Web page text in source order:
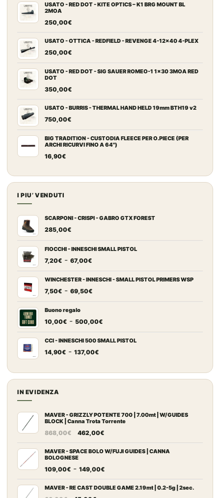
USATO - RED DOT - KITE OPTICS – K1 BRG MOUNT BL
2MOA
250,00€
USATO - OTTICA - REDFIELD - REVENGE 4-12x40 4-PLEX
250,00€
USATO - RED DOT - SIG SAUER ROMEO-1 1x30 3MOA RED
DOT
350,00€
USATO - BURRIS - THERMAL HAND HELD 19mm BTH19 v2
750,00€
BIG TRADITION - CUSTODIA FLEECE PER O.PIECE (PER
ARCHI RICURVI FINO A 64")
16,90€
I PIU’ VENDUTI
SCARPONI - CRISPI - GABRO GTX FOREST
285,00€
FIOCCHI - INNESCHI SMALL PISTOL
7,20€ - 67,00€Fascia
prezzo:
da
67,00€
WINCHESTER - INNESCHI - SMALL PISTOL PRIMERS WSP
7,50€ - 69,50€Fascia
da
a
69,50€
Buono regalo
10,00€ - 500,00€Fascia
prezzo:
a
500,00€
CCI - INNESCHI 500 SMALL PISTOL
14,90€ - 137,00€Fascia
prezzo:
da
137,00€
IN EVIDENZA
MAVER - GRIZZLY POTENTE 700 | 7.00mt | W/GUIDES
BLOCK | Canna Trota Torrente
868,00€
Il
originale
era:
868,00€.
462,00€Il
attuale
462,00€.
MAVER - SPACE BOLO W/FUJI GUIDES | CANNA
BOLOGNESE
109,00€ - 149,00€Fascia
prezzo:
MAVER - RE CAST DOUBLE GAME 2.19mt | 0.2-5g | 2sec.